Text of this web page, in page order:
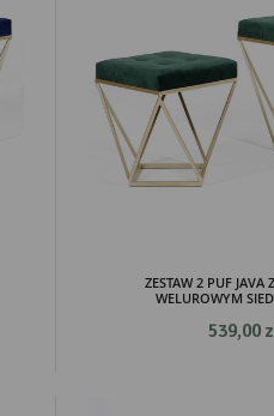
ZESTAW 2 PUF JAVA
WELUROWYM
539,00